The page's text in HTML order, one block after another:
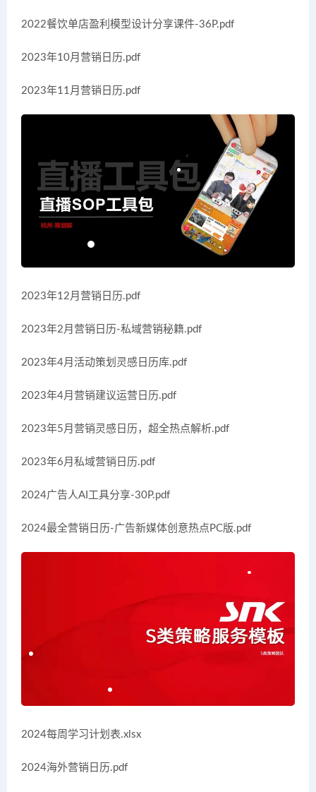
2022餐饮单店盈利模型设计分享课件-36P.pdf
2023年10月营销日历.pdf
2023年11月营销日历.pdf
2023年12月营销日历.pdf
2023年2月营销日历-私域营销秘籍.pdf
2023年4月活动策划灵感日历库.pdf
2023年4月营销建议运营日历.pdf
2023年5月营销灵感日历，超全热点解析.pdf
2023年6月私域营销日历.pdf
2024广告人AI工具分享-30P.pdf
2024最全营销日历-广告新媒体创意热点PC版.pdf
2024每周学习计划表.xlsx
2024海外营销日历.pdf